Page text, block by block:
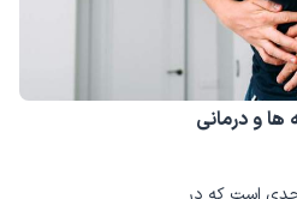
ادراری دارد. بیماری‌های
مانند مشکلات ادراری، درد و
تشخیص و درمان به موقع این
پیشرفت و عوارض جدی ضروری
عبارتند از:
و درمانی
است که در